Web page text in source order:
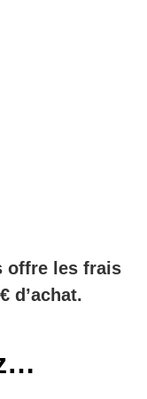
offre les frais
d’achat.